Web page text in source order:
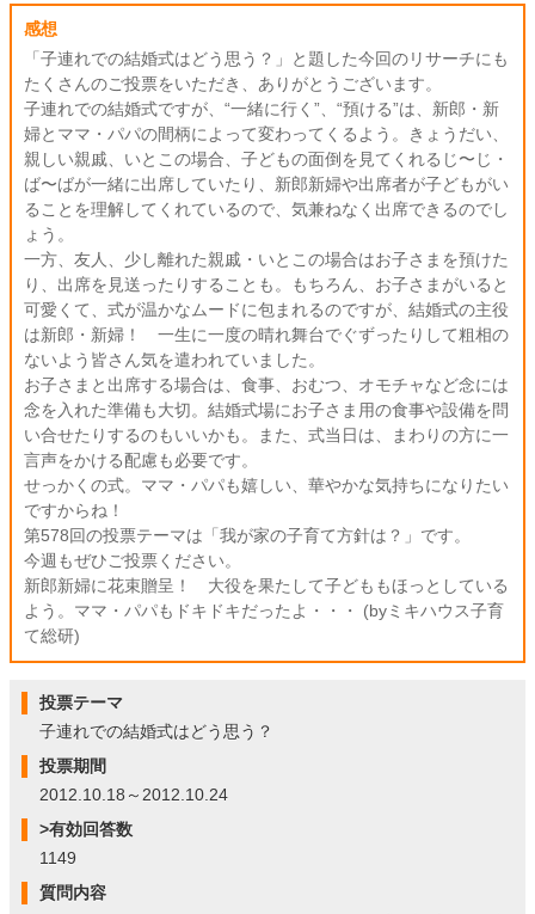
感想
「子連れでの結婚式はどう思う？」と題した今回のリサーチにも
たくさんのご投票をいただき、ありがとうございます。
子連れでの結婚式ですが、“一緒に行く”、“預ける”は、新郎・新
婦とママ・パパの間柄によって変わってくるよう。きょうだい、
親しい親戚、いとこの場合、子どもの面倒を見てくれるじ〜じ・
ば〜ばが一緒に出席していたり、新郎新婦や出席者が子どもがい
ることを理解してくれているので、気兼ねなく出席できるのでし
ょう。
一方、友人、少し離れた親戚・いとこの場合はお子さまを預けた
り、出席を見送ったりすることも。もちろん、お子さまがいると
可愛くて、式が温かなムードに包まれるのですが、結婚式の主役
は新郎・新婦！ 一生に一度の晴れ舞台でぐずったりして粗相の
ないよう皆さん気を遣われていました。
お子さまと出席する場合は、食事、おむつ、オモチャなど念には
念を入れた準備も大切。結婚式場にお子さま用の食事や設備を問
い合せたりするのもいいかも。また、式当日は、まわりの方に一
言声をかける配慮も必要です。
せっかくの式。ママ・パパも嬉しい、華やかな気持ちになりたい
ですからね！
第578回の投票テーマは「我が家の子育て方針は？」です。
今週もぜひご投票ください。
新郎新婦に花束贈呈！ 大役を果たして子どももほっとしている
よう。ママ・パパもドキドキだったよ・・・ (byミキハウス子育
て総研)
投票テーマ
子連れでの結婚式はどう思う？
投票期間
2012.10.18～2012.10.24
>有効回答数
1149
質問内容